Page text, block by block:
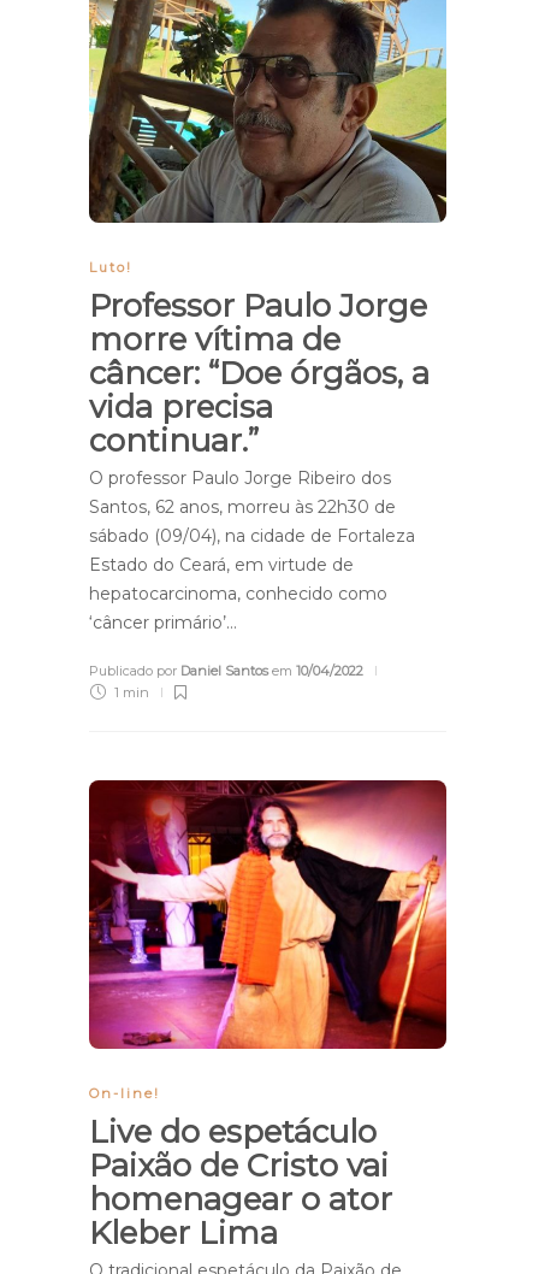
Luto!
Professor Paulo Jorge
morre vítima de
câncer: “Doe órgãos, a
vida precisa
continuar.”
O professor Paulo Jorge Ribeiro dos
Santos, 62 anos, morreu às 22h30 de
sábado (09/04), na cidade de Fortaleza
Estado do Ceará, em virtude de
hepatocarcinoma, conhecido como
‘câncer primário’…
Publicado por Daniel Santosem 10/04/2022
1 min
On-line!
Live do espetáculo
Paixão de Cristo vai
homenagear o ator
Kleber Lima